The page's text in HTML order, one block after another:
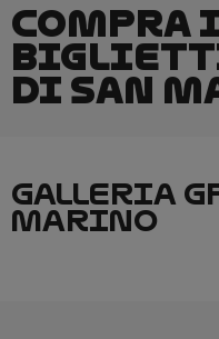
COMPRA
DI SAN
GALLERIA
MARINO